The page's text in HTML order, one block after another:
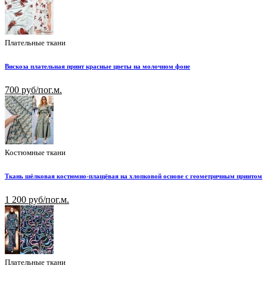
Плательные ткани
Вискоза плательная принт красные цветы на молочном фоне
700 руб/пог.м.
Костюмные ткани
Ткань шёлковая костюмно-плащёвая на хлопковой основе с геометричным принтом
1 200 руб/пог.м.
Плательные ткани